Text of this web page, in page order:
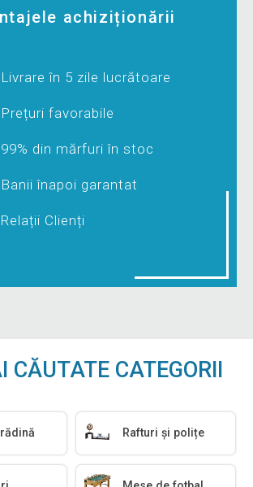
achiziționării
Livrare în 5 zile lucrătoare
Prețuri favorabile
99% din mărfuri în stoc
Banii înapoi garantat
Relații Clienți
CĂUTATE CATEGORII
Rafturi și polițe